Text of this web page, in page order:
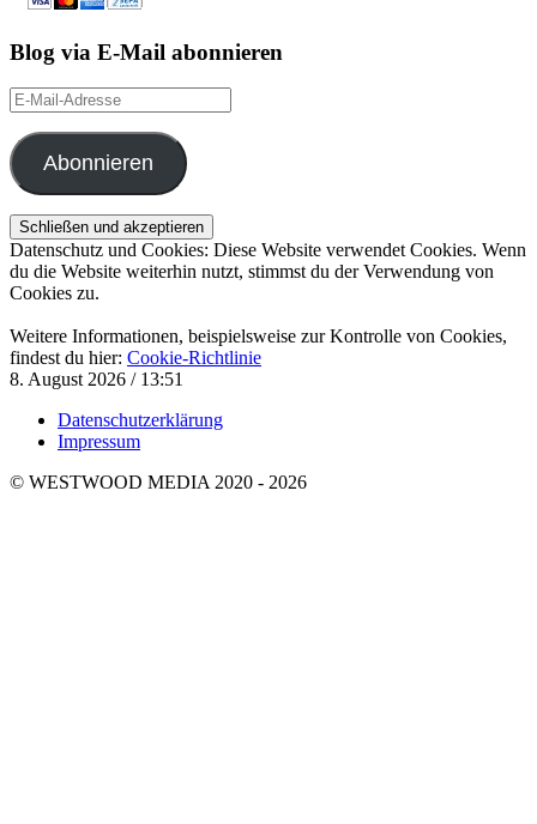
Blog via E-Mail abonnieren
E-
Mail-
Adresse
Abonnieren
Datenschutz und Cookies: Diese Website verwendet Cookies. Wenn
du die Website weiterhin nutzt, stimmst du der Verwendung von
Cookies zu.
Weitere Informationen, beispielsweise zur Kontrolle von Cookies,
findest du hier: Cookie-Richtlinie
8. August 2026 / 13:51
Datenschutzerklärung
Impressum
© WESTWOOD MEDIA 2020 - 2026